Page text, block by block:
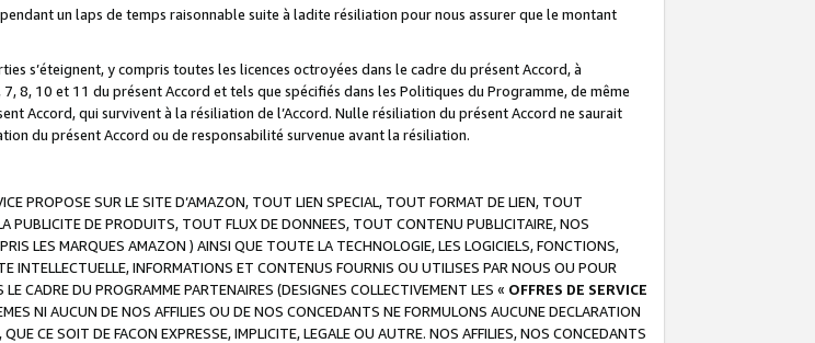
un laps de temps raisonnable suite à ladite résiliation pour nous assurer que le montant
s’éteignent, y compris toutes les licences octroyées dans le cadre du présent Accord, à
8, 10 et 11 du présent Accord et tels que spécifiés dans les Politiques du Programme, de même
Accord, qui survivent à la résiliation de l’Accord. Nulle résiliation du présent Accord ne saurait
du présent Accord ou de responsabilité survenue avant la résiliation.
PROPOSE SUR LE SITE D’AMAZON, TOUT LIEN SPECIAL, TOUT FORMAT DE LIEN, TOUT
PUBLICITE DE PRODUITS, TOUT FLUX DE DONNEES, TOUT CONTENU PUBLICITAIRE, NOS
LES MARQUES AMAZON ) AINSI QUE TOUTE LA TECHNOLOGIE, LES LOGICIELS, FONCTIONS,
INTELLECTUELLE, INFORMATIONS ET CONTENUS FOURNIS OU UTILISES PAR NOUS OU POUR
CADRE DU PROGRAMME PARTENAIRES (DESIGNES COLLECTIVEMENT LES « OFFRES DE SERVICE
NI AUCUN DE NOS AFFILIES OU DE NOS CONCEDANTS NE FORMULONS AUCUNE DECLARATION
CE SOIT DE FACON EXPRESSE, IMPLICITE, LEGALE OU AUTRE. NOS AFFILIES, NOS CONCEDANTS